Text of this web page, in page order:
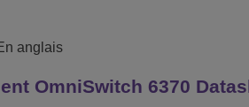
anglais
OmniSwitch 6370